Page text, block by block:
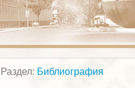
Раздел: Библиография